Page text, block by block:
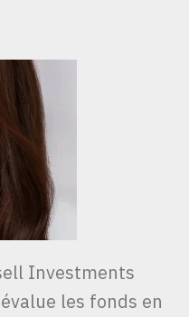
Investments
les fonds en